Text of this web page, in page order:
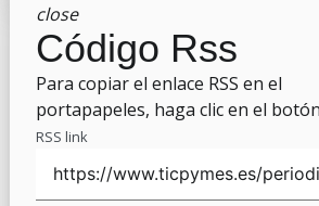
close
Código Rss
Para copiar el enlace RSS en el
portapapeles, haga clic en el
RSS link